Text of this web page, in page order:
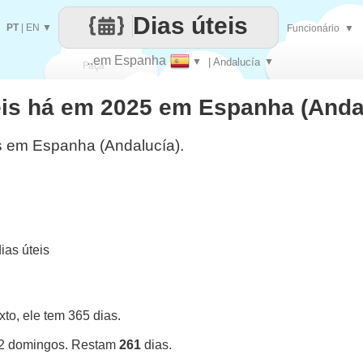
Faça
cada
..em Espanha ▼ | Andalucía ▼
Dias úteis
PT| EN ▼ Funcionário ▼
há em 2025 em Espanha
Espanha (Andalucía).
úteis
ele tem 365 dias.
domingos. Restam 261 dias.